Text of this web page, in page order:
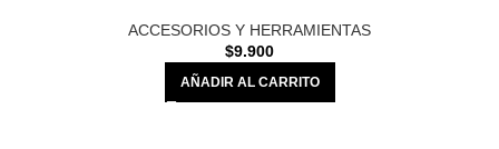
ACCESORIOS Y HERRAMIENTAS
$9.900
AÑADIR AL CARRITO